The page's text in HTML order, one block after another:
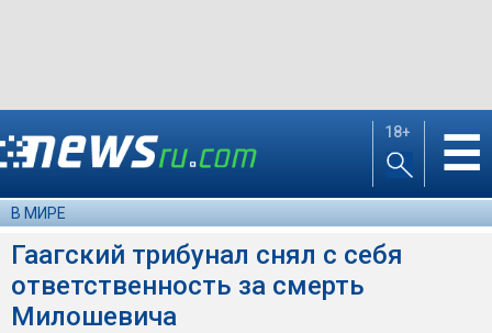
18+ ☰
В МИРЕ
Гаагский трибунал снял с себя
ответственность за смерть
Милошевича